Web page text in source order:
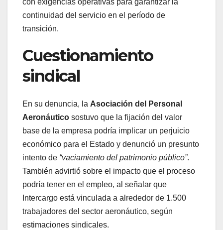
continuidad del servicio en el período de
transición.
Cuestionamiento
sindical
En su denuncia, la Asociación del Personal
Aeronáutico sostuvo que la fijación del valor
base de la empresa podría implicar un perjuicio
económico para el Estado y denunció un presunto
intento de “vaciamiento del patrimonio público”.
También advirtió sobre el impacto que el proceso
podría tener en el empleo, al señalar que
Intercargo está vinculada a alrededor de 1.500
trabajadores del sector aeronáutico, según
estimaciones sindicales.